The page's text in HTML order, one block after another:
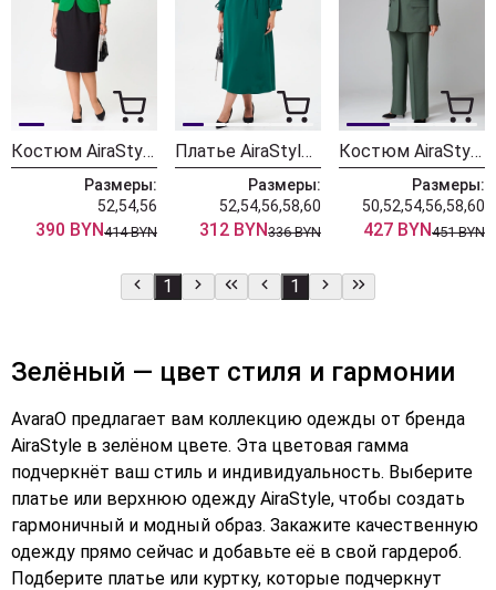
Костюм AiraStyle 2434
Размеры:
52,54,56
390 BYN414 BYN
Платье AiraStyle 24-49С
Размеры:
52,54,56,58,60
312 BYN336 BYN
Костюм AiraStyle 24-26 зеленый
Размеры:
50,52,54,56,58,60
427 BYN451 BYN
1 1
Зелёный — цвет стиля и гармонии
AvaraO предлагает вам коллекцию одежды от бренда
AiraStyle в зелёном цвете. Эта цветовая гамма
подчеркнёт ваш стиль и индивидуальность. Выберите
платье или верхнюю одежду AiraStyle, чтобы создать
гармоничный и модный образ. Закажите качественную
одежду прямо сейчас и добавьте её в свой гардероб.
Подберите платье или куртку, которые подчеркнут